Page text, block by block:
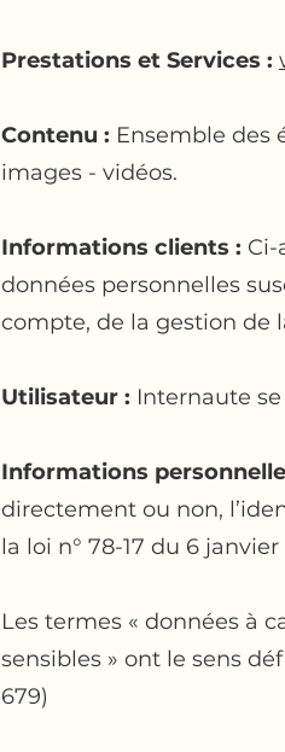
Prestations et Services :
Contenu : Ensemble des
images - vidéos.
Informations clients : Ci-
données personnelles
compte, de la gestion de
Utilisateur : Internaute
Informations
directement ou non,
la loi n° 78-17 du 6 janvier
Les termes « données à
sensibles » ont le sens
679)